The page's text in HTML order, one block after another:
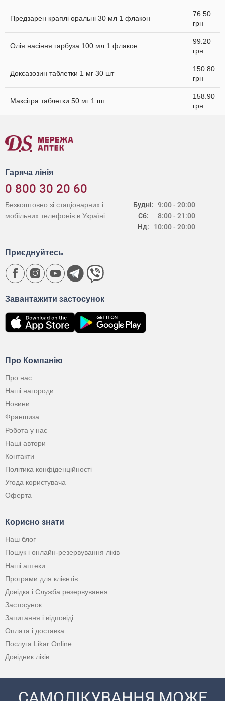
Предзарен краплі оральні 30 мл 1 флакон
76.50
грн
Олія насіння гарбуза 100 мл 1 флакон
99.20
грн
Доксазозин таблетки 1 мг 30 шт
150.80
грн
Максігра таблетки 50 мг 1 шт
158.90
грн
Гаряча лінія
0 800 30 20 60
Будні:
Сб:
Нд:
9:00 - 20:00
8:00 - 21:00
10:00 - 20:00
Безкоштовно зі стаціонарних і
мобільних телефонів в Україні
Про Компанію
Про нас
Наші нагороди
Новини
Франшиза
Робота у нас
Наші автори
Контакти
Політика конфіденційності
Угода користувача
Оферта
Корисно знати
Наш блог
Пошук і онлайн-резервування ліків
Наші аптеки
Програми для клієнтів
Довідка і Служба резервування
Застосунок
Запитання і відповіді
Оплата і доставка
Послуга Likar Online
Довідник ліків
Завантажити застосунок
Приєднуйтесь